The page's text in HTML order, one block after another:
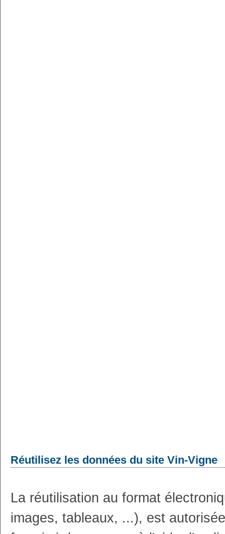
Réutilisez les données du site Vin-Vigne
La réutilisation au format
images, tableaux, ...), est